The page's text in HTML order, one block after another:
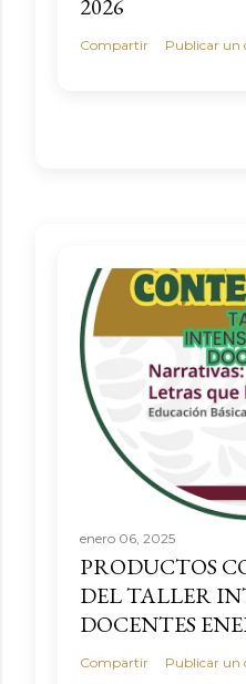
2026
Compartir Publicar un
enero 06, 2025
PRODUCTOS
DEL TALLER
DOCENTES
Compartir Publicar un